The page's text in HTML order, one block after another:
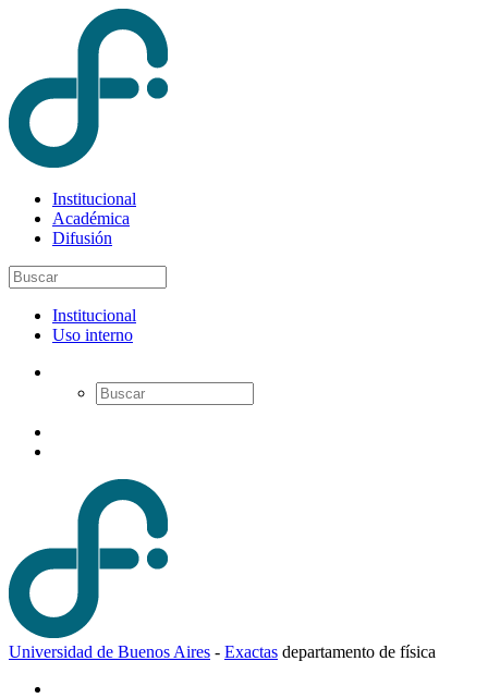
Institucional
Académica
Difusión
Institucional
Uso interno
Universidad de Buenos Aires - Exactas departamento de física